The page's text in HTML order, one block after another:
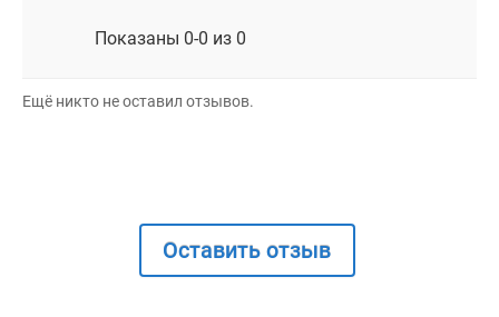
Показаны 0-0 из 0
Ещё никто не оставил отзывов.
Оставить отзыв